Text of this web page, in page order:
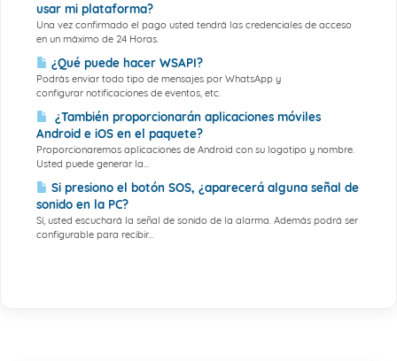
usar mi plataforma?
Una vez confirmado el pago usted tendrá las credenciales de acceso
en un máximo de 24 Horas.
¿Qué puede hacer WSAPI?
Podrás enviar todo tipo de mensajes por WhatsApp y
configurar notificaciones de eventos, etc.
¿También proporcionarán aplicaciones móviles
Android e iOS en el paquete?
Proporcionaremos aplicaciones de Android con su logotipo y nombre.
Usted puede generar la...
Si presiono el botón SOS, ¿aparecerá alguna señal de
sonido en la PC?
Sí, usted escuchará la señal de sonido de la alarma. Además podrá ser
configurable para recibir...